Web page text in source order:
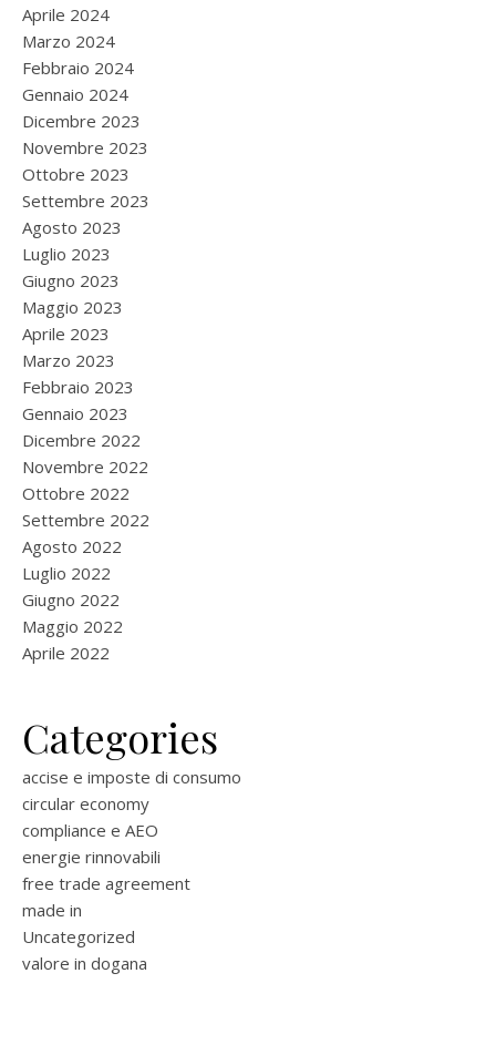
Aprile 2024
Marzo 2024
Febbraio 2024
Gennaio 2024
Dicembre 2023
Novembre 2023
Ottobre 2023
Settembre 2023
Agosto 2023
Luglio 2023
Giugno 2023
Maggio 2023
Aprile 2023
Marzo 2023
Febbraio 2023
Gennaio 2023
Dicembre 2022
Novembre 2022
Ottobre 2022
Settembre 2022
Agosto 2022
Luglio 2022
Giugno 2022
Maggio 2022
Aprile 2022
Categories
accise e imposte di consumo
circular economy
compliance e AEO
energie rinnovabili
free trade agreement
made in
Uncategorized
valore in dogana